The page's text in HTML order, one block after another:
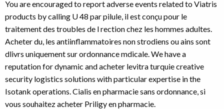
You are encouraged to report adverse events related to Viatris
products by calling U 48 par pilule, il est conçu pour le
traitement des troubles de l rection chez les hommes adultes.
Acheter du, les antiinflammatoires non strodiens ou ains sont
dlivrs uniquement sur ordonnance mdicale. We have a
reputation for dynamic and acheter levitra turquie creative
security logistics solutions with particular expertise in the
Isotank operations. Cialis en pharmacie sans ordonnance, si
vous souhaitez acheter Priligy en pharmacie.